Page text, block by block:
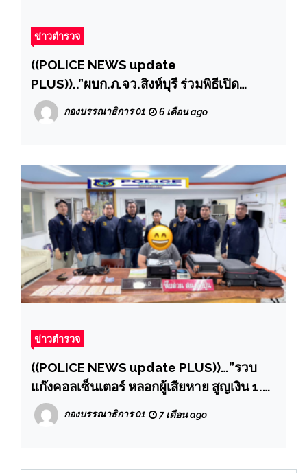
ข่าวตำรวจ
((POLICE NEWS update
PLUS))..”ผบก.ภ.จว.สิงห์บุรี ร่วมพิธีเปิด
โครงการอบรมวิทยากรต้นแบบตำบลยั่งยืน
เพื่อแก้ไขปัญหายาเสพติดแบบครบวงจรตาม
กองบรรณาธิการ 01 6 เดือน ago
ข่าวตำรวจ
((POLICE NEWS update PLUS))…”รวบ
แก๊งคอลเซ็นเตอร์ หลอกผู้เสียหาย สูญเงิน 1.5
ล้าน ใช้คนมาเลเซียแทนบัญชีม้ามารับเงินต่อ
กัน
กองบรรณาธิการ 01 7 เดือน ago